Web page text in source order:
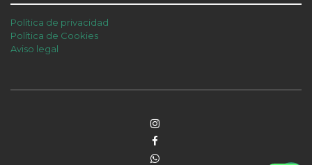
Política de privacidad
Política de Cookies
Aviso legal